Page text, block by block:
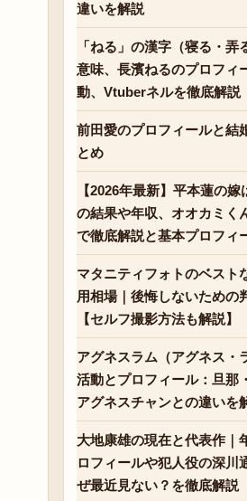
違いを解説
「ねる」の漢字（寝る・弄
意味、長濱ねるのプロフィ
動、Vtuberネルを徹底解説
前田愛のプロフィールと結
とめ
【2026年最新】平本蓮の
の結果や年収、オオカミく
で徹底解説と基本プロフィ
マタニティフォトのベスト
用相場｜後悔しないための
【セルフ撮影方法も解説】
アグネスラム（アグネス・
活動とプロフィール：旦那
アグネスチャンとの違いを
大地康雄の現在と代表作｜
ロフィールや犯人役の深川
ぜ最近見ない？を徹底解説